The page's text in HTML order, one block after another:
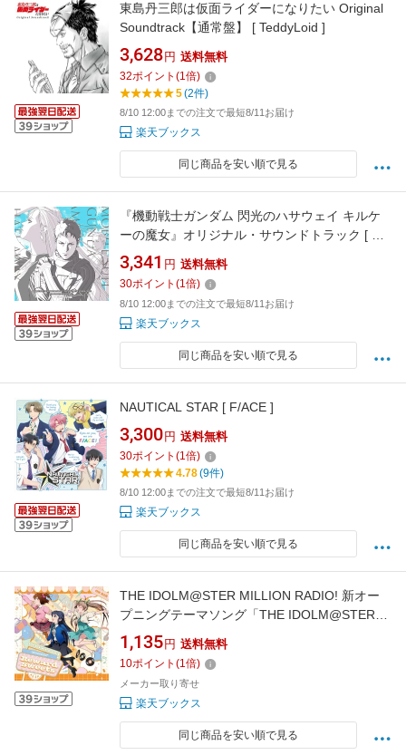
東島丹三郎は仮面ライダーになりたい Original
Soundtrack【通常盤】 [ TeddyLoid ]
3,628 円 送料無料
32ポイント (1倍)
5(2件)
8/10 12:00までの注文で最短8/11お届け
楽天ブックス
同じ商品を安い順で見る
『機動戦士ガンダム 閃光のハサウェイ キルケ
ーの魔女』オリジナル・サウンドトラック [ 澤
野弘之 ]
3,341 円 送料無料
30ポイント (1倍)
8/10 12:00までの注文で最短8/11お届け
楽天ブックス
同じ商品を安い順で見る
NAUTICAL STAR [ F/ACE ]
3,300 円 送料無料
30ポイント (1倍)
4.78(9件)
8/10 12:00までの注文で最短8/11お届け
楽天ブックス
同じ商品を安い順で見る
THE IDOLM@STER MILLION RADIO! 新オー
プニングテーマソング「THE IDOLM@STER
MILLION RADIO! Reward Sweets」 [ 春日未来
(CV.山崎はるか)、最上静香(CV.田所あずさ)、
箱崎星梨花(CV.麻倉もも) ]
1,135 円 送料無料
10ポイント (1倍)
メーカー取り寄せ
楽天ブックス
同じ商品を安い順で見る